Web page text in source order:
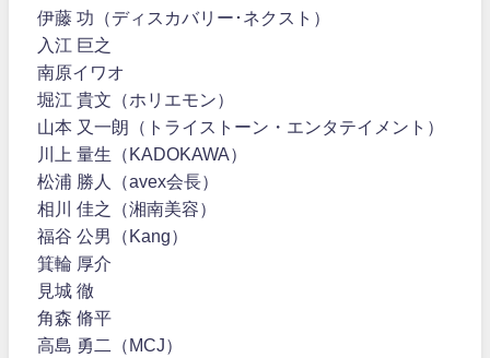
伊藤 功（ディスカバリー･ネクスト）
入江 巨之
南原イワオ
堀江 貴文（ホリエモン）
山本 又一朗（トライストーン・エンタテイメント）
川上 量生（KADOKAWA）
松浦 勝人（avex会長）
相川 佳之（湘南美容）
福谷 公男（Kang）
箕輪 厚介
見城 徹
角森 脩平
高島 勇二（MCJ）